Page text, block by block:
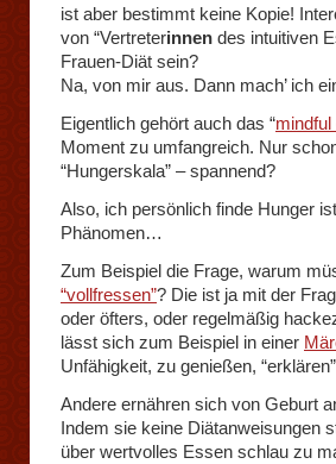
ist aber bestimmt keine Kopie!
von “Vertreterinnen des intuitiven
Frauen-Diät sein?
Na, von mir aus. Dann mach’ ich
Eigentlich gehört auch das “mindful
Moment zu umfangreich. Nur
“Hungerskala” – spannend?
Also, ich persönlich finde Hunger
Phänomen…
Zum Beispiel die Frage, warum
“vollfressen”? Die ist ja mit der
oder öfters, oder regelmäßig
lässt sich zum Beispiel in einer
Unfähigkeit, zu genießen,
Andere ernähren sich von Geburt
Indem sie keine Diätanweisungen
über wertvolles Essen schlau zu